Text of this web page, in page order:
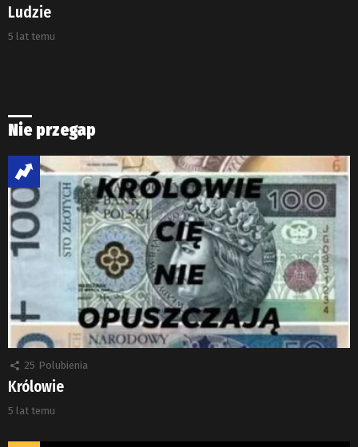
Ludzie
5 lat temu
Nie przegap
25 Polubienia
Królowie
5 lat temu